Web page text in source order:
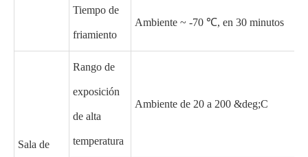
Tiempo de
friamiento
Ambiente ~ -70 ℃, en 30 minutos
Sala de
Rango de
exposición
de alta
temperatura
Ambiente de 20 a 200 &deg;C